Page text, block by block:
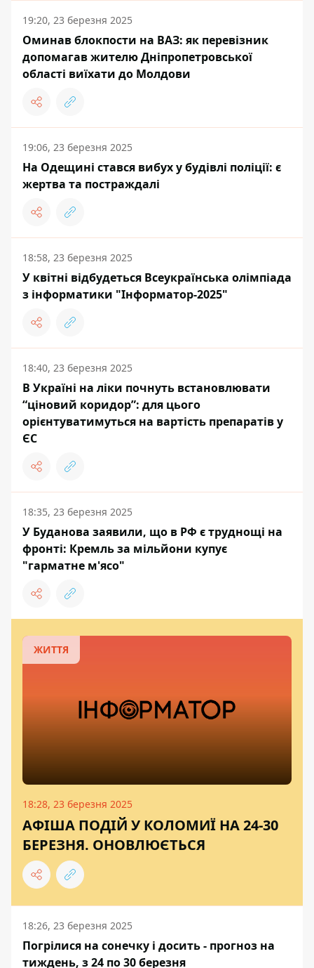
19:20, 23 березня 2025
Оминав блокпости на ВАЗ: як перевізник
допомагав жителю Дніпропетровської
області виїхати до Молдови
19:06, 23 березня 2025
На Одещині стався вибух у будівлі поліції: є
жертва та постраждалі
18:58, 23 березня 2025
У квітні відбудеться Всеукраїнська олімпіада
з інформатики "Інформатор-2025"
18:40, 23 березня 2025
В Україні на ліки почнуть встановлювати
“ціновий коридор”: для цього
орієнтуватимуться на вартість препаратів у
ЄС
18:35, 23 березня 2025
У Буданова заявили, що в РФ є труднощі на
фронті: Кремль за мільйони купує
"гарматне м'ясо"
ЖИТТЯ
18:28, 23 березня 2025
АФІША ПОДІЙ У КОЛОМИЇ НА 24-30
БЕРЕЗНЯ. ОНОВЛЮЄТЬСЯ
18:26, 23 березня 2025
Погрілися на сонечку і досить - прогноз на
тиждень, з 24 по 30 березня